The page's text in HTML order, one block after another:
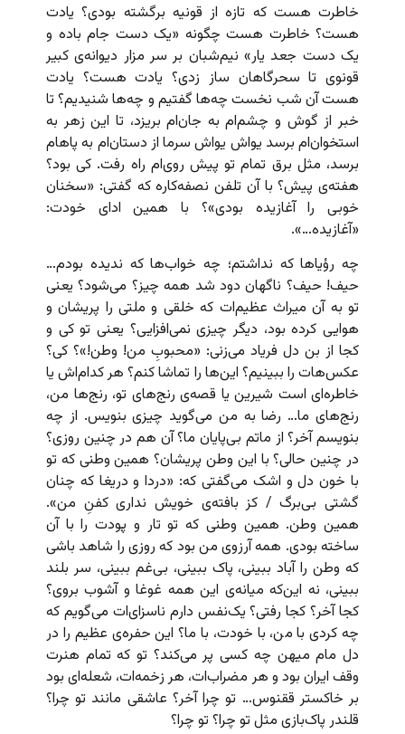
خاطرت هست که تازه از قونیه برگشته بودی؟ یادت
هست؟ خاطرت هست چگونه «یک دست جام باده و
یک دست جعد یار» نیم‌شبان بر سر مزار دیوانه‌ی کبیر
قونوی تا سحرگاهان ساز زدی؟ یادت هست؟ یادت
هست آن شب نخست چه‌ها گفتیم و چه‌ها شنیدیم؟ تا
خبر از گو‌ش و چشم‌ام به جان‌ام بریزد،‌ تا این زهر به
استخوان‌ام برسد یواش یواش سرما از دستان‌ام به پاهام
برسد، مثل برق تمام تو پیش روی‌ام راه رفت. کی بود؟
هفته‌ی پیش؟‌ با آن تلفن نصفه‌‌کاره که گفتی: «سخنان
خوبی را آغازیده بودی»؟ با همین ادای خودت:
«آغازیده…».
چه رؤیاها که نداشتم؛ چه خواب‌ها که ندیده بودم…
حیف! حیف؟ ناگهان دود شد همه چیز؟ می‌شود؟ یعنی
تو به آن میراث عظیم‌ات که خلقی و ملتی را پریشان و
هوایی کرده بود، دیگر چیزی نمی‌افزایی؟ یعنی تو کی و
کجا از بن دل فریاد می‌زنی: «محبوبِ من! وطن!»؟ کی؟
عکس‌هات را ببینیم؟ این‌ها را تماشا کنم؟ هر کدام‌اش یا
خاطره‌ای است شیرین یا قصه‌ی رنج‌های تو، رنج‌ها من،
رنج‌های ما… رضا به من می‌گوید چیزی بنویس. از چه
بنویسم آخر؟ از ماتم بی‌پایان ما؟ آن هم در چنین روزی؟
در چنین حالی؟ با این وطن پریشان؟ همین وطنی که تو
با خون دل و اشک می‌گفتی که: «دردا و دریغا که چنان
گشتی بی‌برگ / کز بافته‌ی خویش نداری کفنِ من».
همین وطن. همین وطنی که تو تار و پودت را با آن
ساخته بودی. همه آرزوی من بود که روزی را شاهد باشی
که وطن را آباد ببینی، پاک ببینی، بی‌غم ببینی، سر بلند
ببینی، نه این‌که میانه‌ی این همه غوغا و آشوب بروی؟
کجا آخر؟ کجا رفتی؟ یک‌نفس دارم ناسزای‌ات می‌گویم که
چه کردی با من، با خودت، با ما؟ این حفره‌ی عظیم را در
دل مام میهن چه کسی پر می‌کند؟ تو که تمام هنرت
وقف ایران بود و هر مضراب‌ات، هر زخمه‌ات، شعله‌ای بود
بر خاکستر ققنوس… تو چرا آخر؟ عاشقی مانند تو چرا؟
قلندر پاک‌بازی مثل تو چرا؟ تو چرا؟